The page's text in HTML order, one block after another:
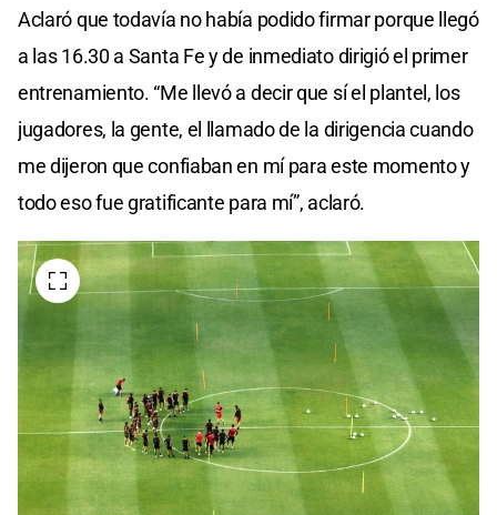
Aclaró que todavía no había podido firmar porque llegó
a las 16.30 a Santa Fe y de inmediato dirigió el primer
entrenamiento. “Me llevó a decir que sí el plantel, los
jugadores, la gente, el llamado de la dirigencia cuando
me dijeron que confiaban en mí para este momento y
todo eso fue gratificante para mí”, aclaró.